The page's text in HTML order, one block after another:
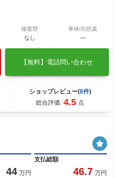
修復歴
なし
車検/自賠責
―
【無料】電話問い合わせ
ショップレビュー(8件)
総合評価: 4.5 点
44 万円
支払総額
46.7 万円